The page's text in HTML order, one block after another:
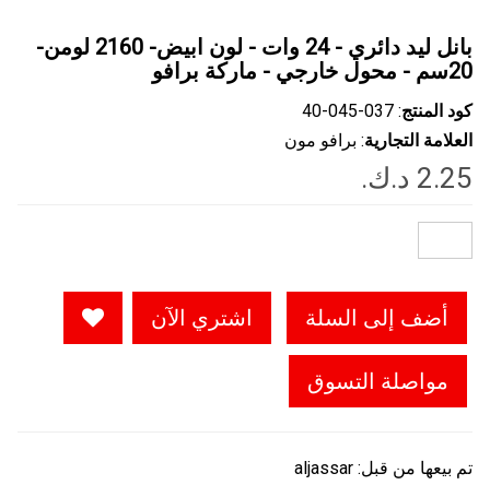
بانل ليد دائري - 24 وات - لون ابيض- 2160 لومن-
20سم - محول خارجي - ماركة برافو
كود المنتج: ‎40-045-037
العلامة التجارية: برافو مون
أضف إلى السلة اشتري الآن
مواصلة التسوق
تم بيعها من قبل: aljassar